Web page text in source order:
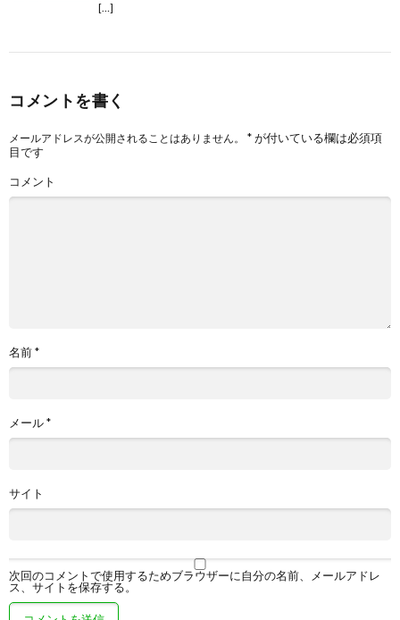
[…]
コメントを書く
メールアドレスが公開されることはありません。 *が付いている欄は必須項
目です
コメント
名前*
メール*
サイト
次回のコメントで使用するためブラウザーに自分の名前、メールアドレ
ス、サイトを保存する。